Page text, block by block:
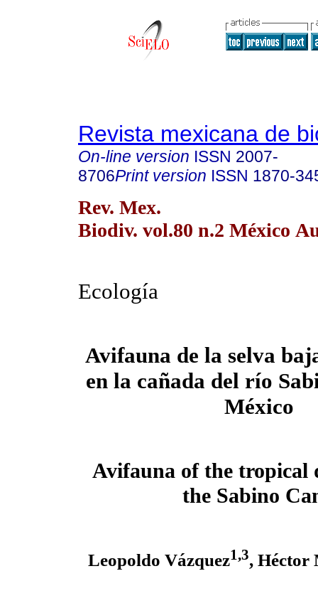
Revista mexicana de
On-line version ISSN 2007-
8706Print version ISSN 1870-
Rev. Mex.
Biodiv. vol.80 n.2 México
Ecología
Avifauna de la selva
en la cañada del río
México
Avifauna of the tropical
the Sabino
Leopoldo Vázquez1,3, Héctor